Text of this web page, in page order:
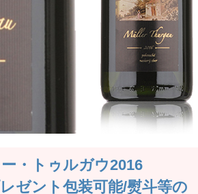
・トゥルガウ2016
ゼント包装可能/熨斗等の